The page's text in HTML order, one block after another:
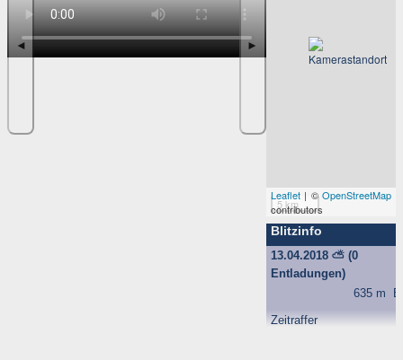
◄ ►
5 km
Leaflet | ©OpenStreetMap
contributors
Blitzinfo
13.04.2018⛅ (0
Entladungen)
635 m
Zeitraffer